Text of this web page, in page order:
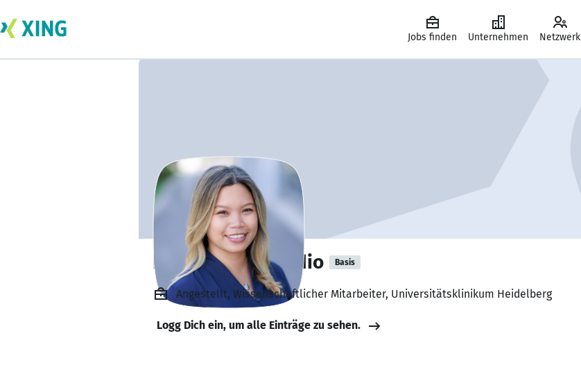
Jobs finden Unternehmen Netzwerk
Lorie Jane Custodio Basis
Angestellt, Wissenschaftlicher Mitarbeiter, Universitätsklinikum Heidelberg
Logg Dich ein, um alle Einträge zu sehen.